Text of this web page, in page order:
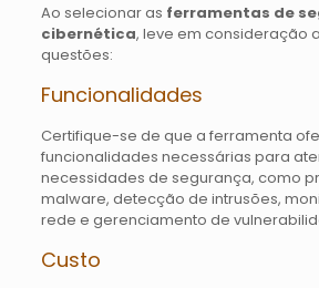
Ao selecionar as ferramentas de
cibernética, leve em consideração
questões:
Funcionalidades
Certifique-se de que a ferramenta
funcionalidades necessárias para
necessidades de segurança, como
malware, detecção de intrusões,
rede e gerenciamento de
Custo